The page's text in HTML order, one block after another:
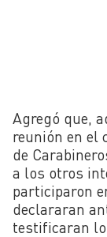
Agregó que,
reunión en el
de
a los otros
participaron
declararan
testificaran lo